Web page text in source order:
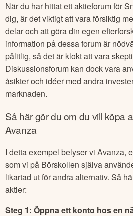
När du har hittat ett aktieforum för
dig, är det viktigt att vara försiktig
delar och att göra din egen
information på dessa forum är
pålitlig, så det är klokt att vara
Diskussionsforum kan dock vara
åsikter och idéer med andra
marknaden.
Så här gör du om du vill köpa
Avanza
I detta exempel belyser vi Avanza,
som vi på Börskollen själva
likartad ut för andra alternativ. Så
aktier:
Steg 1: Öppna ett konto hos en